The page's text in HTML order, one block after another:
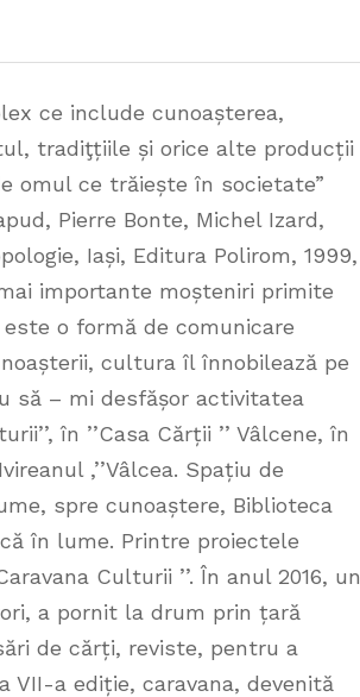
ce include cunoașterea,
tradiţțiile și orice alte producții
omul ce trăiește în societate”
Pierre Bonte, Michel Izard,
Iași, Editura Polirom, 1999,
importante moșteniri primite
o formă de comunicare
cultura îl înnobilează pe
să – mi desfășor activitatea
în ’’Casa Cărții ’’ Vâlcene, în
‚’’Vâlcea. Spațiu de
spre cunoaștere, Biblioteca
în lume. Printre proiectele
Culturii ’’. În anul 2016, un
a pornit la drum prin țară
de cărți, reviste, pentru a
VII-a ediție, caravana, devenită